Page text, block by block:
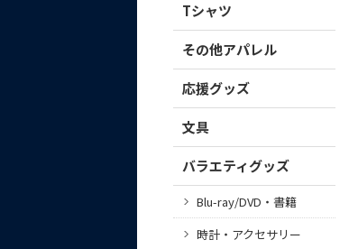
Tシャツ
その他アパレル
応援グッズ
文具
バラエティグッズ
Blu-ray/DVD・書籍
時計・アクセサリー